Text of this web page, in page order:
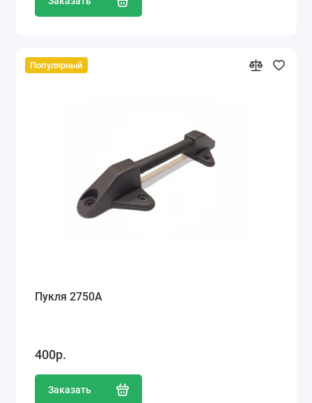
Популярный
Пукля 2750А
400р.
Заказать